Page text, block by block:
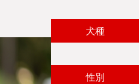
犬種
性別